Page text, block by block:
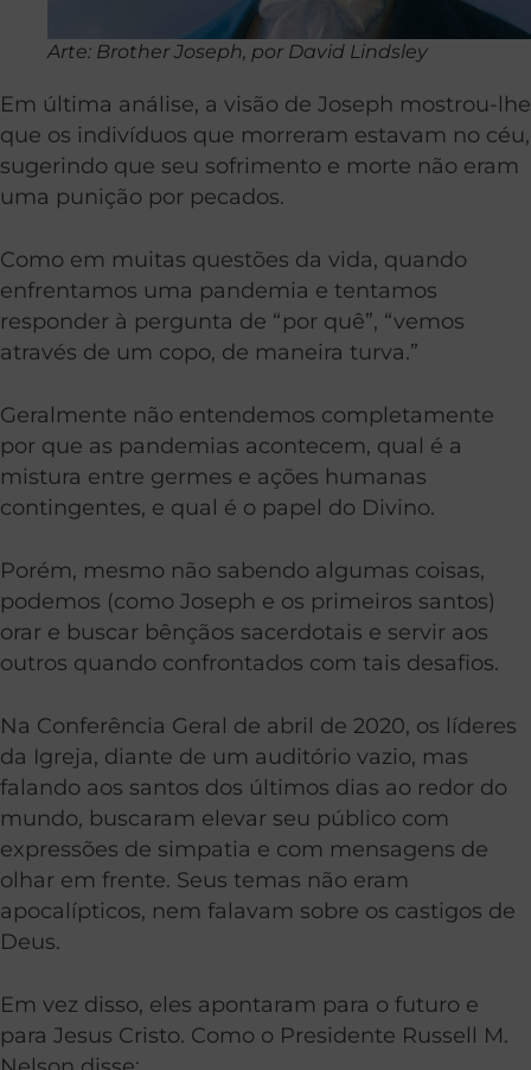
Arte: Brother Joseph, por David Lindsley
Em última análise, a visão de Joseph mostrou-lhe
que os indivíduos que morreram estavam no céu,
sugerindo que seu sofrimento e morte não eram
uma punição por pecados.
Como em muitas questões da vida, quando
enfrentamos uma pandemia e tentamos
responder à pergunta de “por quê”, “vemos
através de um copo, de maneira turva.”
Geralmente não entendemos completamente
por que as pandemias acontecem, qual é a
mistura entre germes e ações humanas
contingentes, e qual é o papel do Divino.
Porém, mesmo não sabendo algumas coisas,
podemos (como Joseph e os primeiros santos)
orar e buscar bênçãos sacerdotais e servir aos
outros quando confrontados com tais desafios.
Na Conferência Geral de abril de 2020, os líderes
da Igreja, diante de um auditório vazio, mas
falando aos santos dos últimos dias ao redor do
mundo, buscaram elevar seu público com
expressões de simpatia e com mensagens de
olhar em frente. Seus temas não eram
apocalípticos, nem falavam sobre os castigos de
Deus.
Em vez disso, eles apontaram para o futuro e
para Jesus Cristo. Como o Presidente Russell M.